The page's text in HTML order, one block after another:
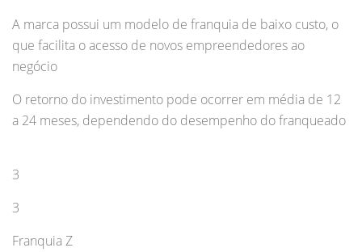
A marca possui um modelo de franquia de baixo custo, o
que facilita o acesso de novos empreendedores ao
negócio
O retorno do investimento pode ocorrer em média de 12
a 24 meses, dependendo do desempenho do franqueado
3
3
Franquia Z